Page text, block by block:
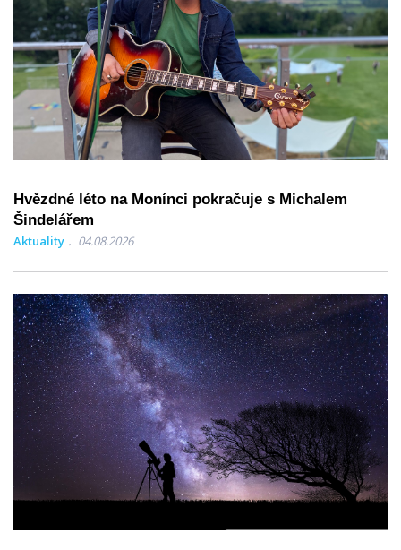
Hvězdné léto na Monínci pokračuje s Michalem
Šindelářem
Aktuality 04.08.2026